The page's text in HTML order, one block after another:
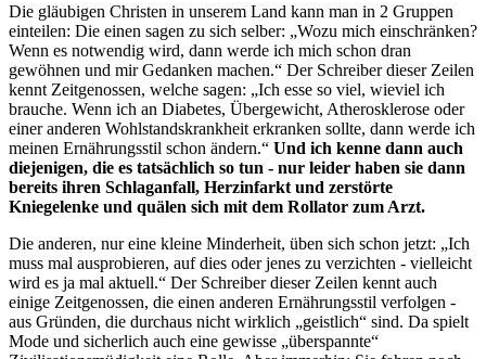
Die gläubigen Christen in unserem Land kann man in 2 Gruppen
einteilen: Die einen sagen zu sich selber: „Wozu mich einschränken?
Wenn es notwendig wird, dann werde ich mich schon dran
gewöhnen und mir Gedanken machen.“ Der Schreiber dieser Zeilen
kennt Zeitgenossen, welche sagen: „Ich esse so viel, wieviel ich
brauche. Wenn ich an Diabetes, Übergewicht, Atherosklerose oder
einer anderen Wohlstandskrankheit erkranken sollte, dann werde ich
meinen Ernährungsstil schon ändern.“ Und ich kenne dann auch
diejenigen, die es tatsächlich so tun - nur leider haben sie dann
bereits ihren Schlaganfall, Herzinfarkt und zerstörte
Kniegelenke und quälen sich mit dem Rollator zum Arzt.
Die anderen, nur eine kleine Minderheit, üben sich schon jetzt: „Ich
muss mal ausprobieren, auf dies oder jenes zu verzichten - vielleicht
wird es ja mal aktuell.“ Der Schreiber dieser Zeilen kennt auch
einige Zeitgenossen, die einen anderen Ernährungsstil verfolgen -
aus Gründen, die durchaus nicht wirklich „geistlich“ sind. Da spielt
Mode und sicherlich auch eine gewisse „überspannte“